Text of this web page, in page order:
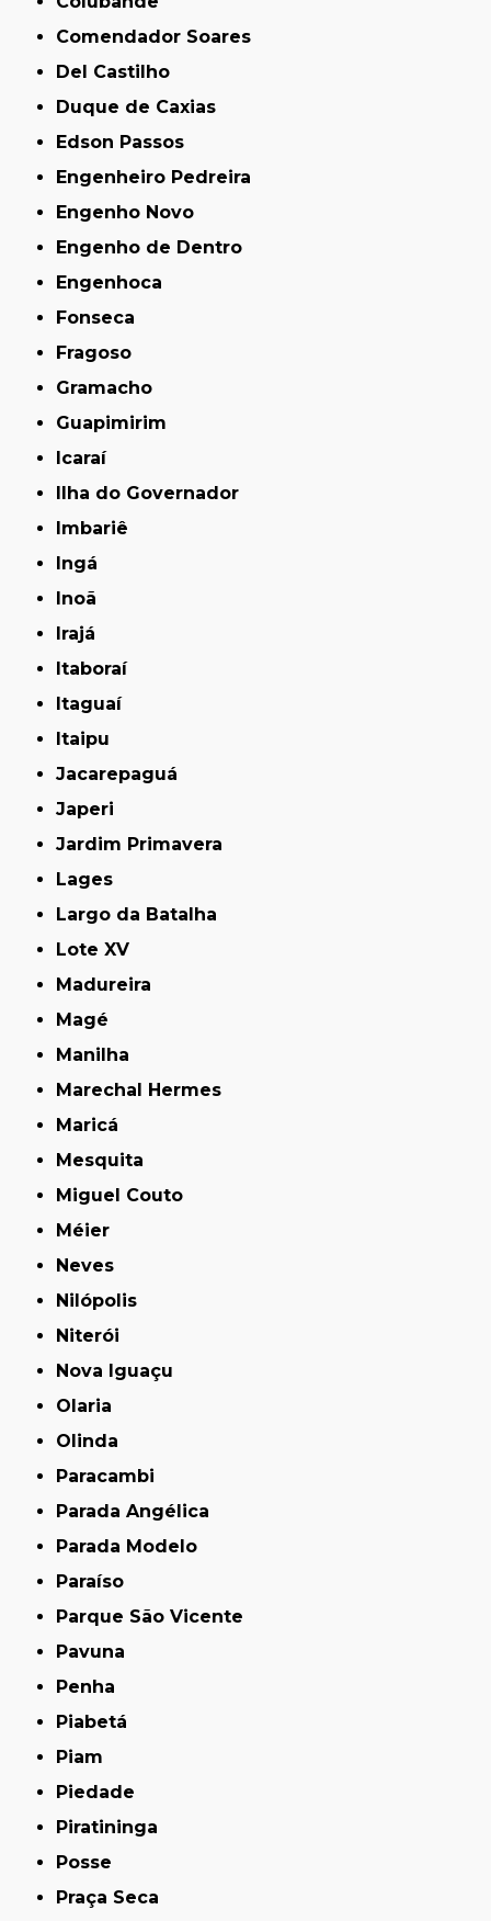
Comendador Soares
Del Castilho
Duque de Caxias
Edson Passos
Engenheiro Pedreira
Engenho Novo
Engenho de Dentro
Engenhoca
Fonseca
Fragoso
Gramacho
Guapimirim
Icaraí
Ilha do Governador
Imbariê
Ingá
Inoã
Irajá
Itaboraí
Itaguaí
Itaipu
Jacarepaguá
Japeri
Jardim Primavera
Lages
Largo da Batalha
Lote XV
Madureira
Magé
Manilha
Marechal Hermes
Maricá
Mesquita
Miguel Couto
Méier
Neves
Nilópolis
Niterói
Nova Iguaçu
Olaria
Olinda
Paracambi
Parada Angélica
Parada Modelo
Paraíso
Parque São Vicente
Pavuna
Penha
Piabetá
Piam
Piedade
Piratininga
Posse
Praça Seca